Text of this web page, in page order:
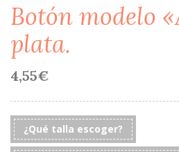
Botón modelo
plata.
4,55€
¿Qué talla escoger?